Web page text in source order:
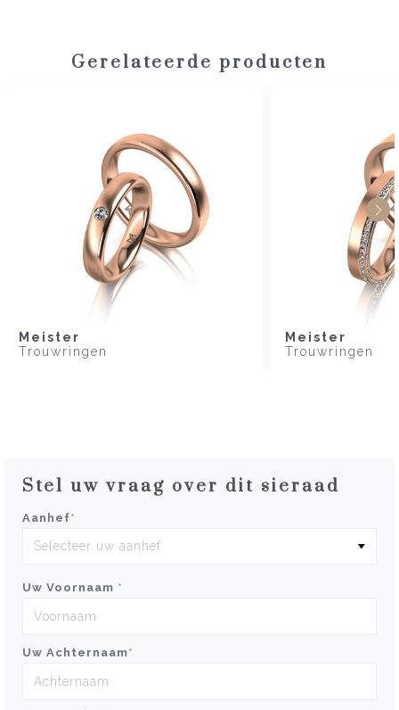
Gerelateerde producten
Meister
Trouwringen
Meister
Trouwringen
Stel uw vraag over dit sieraad
Aanhef*
Uw Voornaam *
Uw Achternaam*